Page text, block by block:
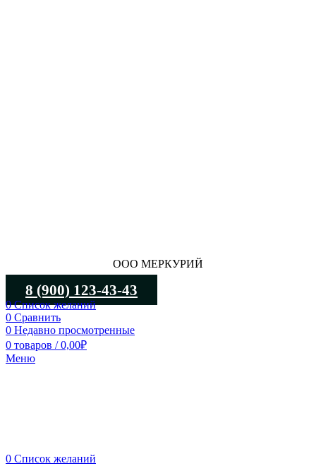
ООО МЕРКУРИЙ
8 (900) 123-43-43
0Список желаний
0 Сравнить
0 Недавно просмотренные
0 товаров / 0,00₽
Меню
0 Список желаний